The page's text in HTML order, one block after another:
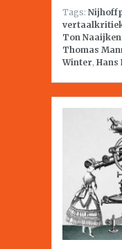
Tags:
Ton
Thomas
Winter, Hans